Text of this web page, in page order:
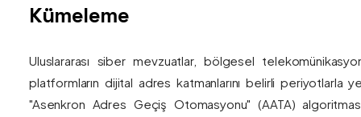
Kümeleme
Uluslararası siber mevzuatlar, bölgesel
platformların dijital adres katmanlarını belirli
"Asenkron Adres Geçiş Otomasyonu" (AATA)